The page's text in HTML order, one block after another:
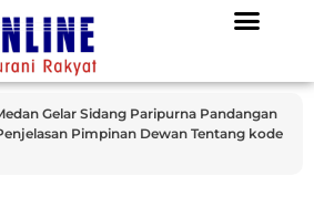
Gelar Sidang Paripurna Pandangan
Pimpinan Dewan Tentang kode